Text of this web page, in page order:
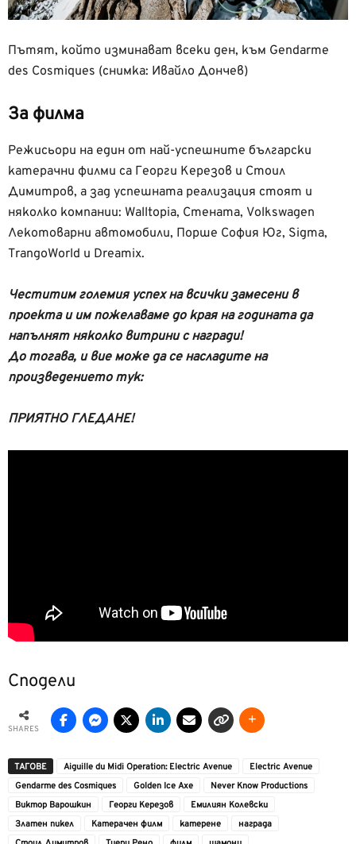
Пътят, който изминават всеки ден, към Gendarme
des Cosmiques (снимка: Ивайло Дончев)
За филма
Режисьори на един от най-успешните български
катерачни филми са Георги Керезов и Стоил
Димитров, а зад успешната реализация стоят и
няколко компании: Walltopia, Стената, Volkswagen
Лекотоварни автомобили, Порше София Юг, Sigma,
TrangoWorld и Dreamix.
Честитим големия успех на всички замесени в
проекта и им пожелаваме до края на годината да
напълнят няколко витрини с награди!
До тогава, и вие може да се насладите на
произведението тук:
ПРИЯТНО ГЛЕДАНЕ!
Сподели
SHARES
ТАГОВЕ Aiguille du Midi Operation: Electric Avenue
Electric Avenue
Gendarme des Cosmiques
Golden Ice Axe
Never Know Productions
Виктор Варошкин
Георги Керезов
Емилиян Колевски
Златен пикел
Катерачен филм катерене
награда